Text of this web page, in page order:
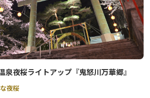
体験 → 三佛堂拝観（案内付）→ 特別開
泉夜桜ライトアップ『鬼怒川万華郷』
夜桜